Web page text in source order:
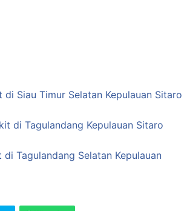
Siau Timur Selatan Kepulauan Sitaro
di Tagulandang Kepulauan Sitaro
Tagulandang Selatan Kepulauan